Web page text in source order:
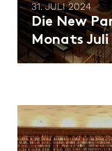
31. JULI 2024
Die New
Monats Juli